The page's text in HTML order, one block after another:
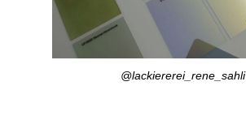
@lackiererei_rene_sahli